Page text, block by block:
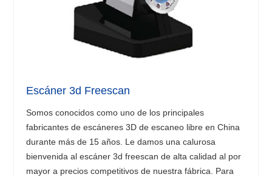
Escáner 3d Freescan
Somos conocidos como uno de los principales
fabricantes de escáneres 3D de escaneo libre en China
durante más de 15 años. Le damos una calurosa
bienvenida al escáner 3d freescan de alta calidad al por
mayor a precios competitivos de nuestra fábrica. Para